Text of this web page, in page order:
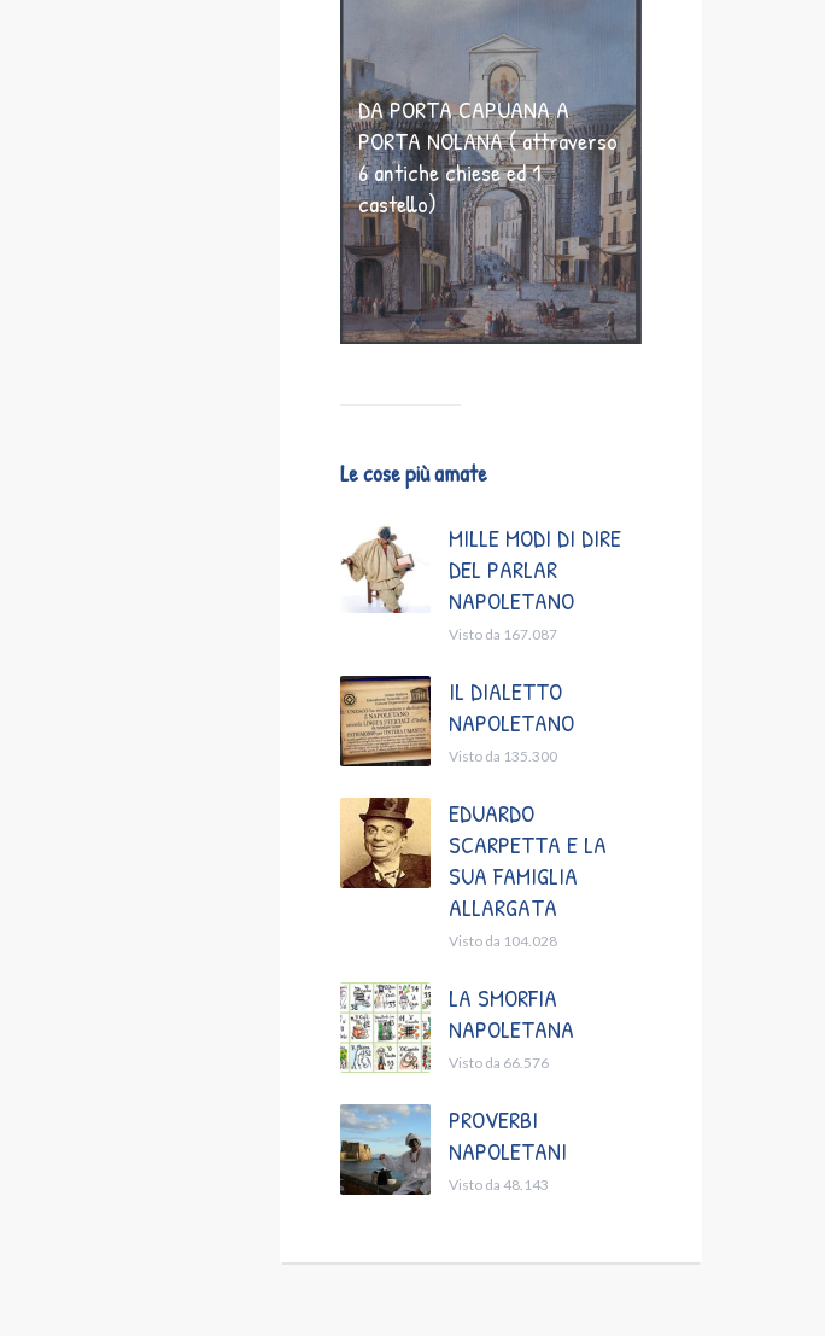
DA PORTA CAPUANA A
PORTA NOLANA ( attraverso
6 antiche chiese ed 1
castello)
Le cose più amate
MILLE MODI DI DIRE
DEL PARLAR
NAPOLETANO
Visto da 167.087
IL DIALETTO
NAPOLETANO
Visto da 135.300
EDUARDO
SCARPETTA E LA
SUA FAMIGLIA
ALLARGATA
Visto da 104.028
LA SMORFIA
NAPOLETANA
Visto da 66.576
PROVERBI
NAPOLETANI
Visto da 48.143